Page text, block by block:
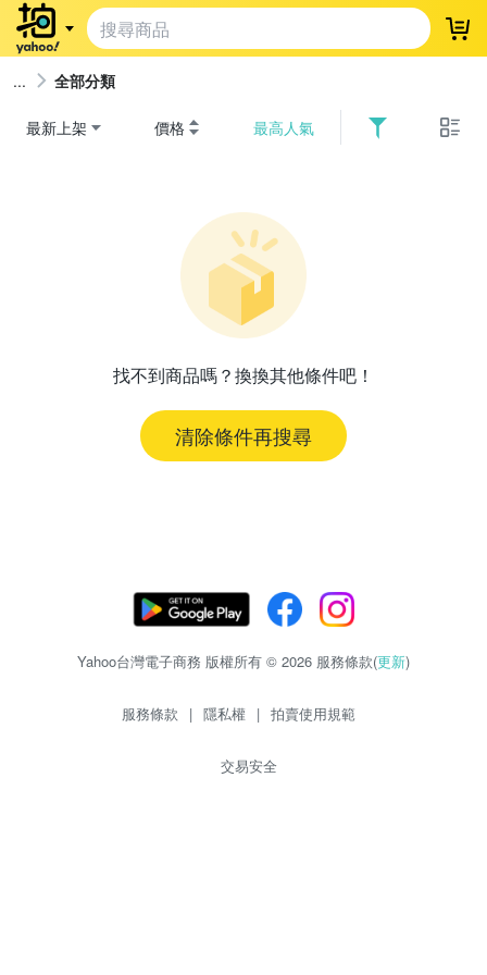
登
全部分類
最新上架 價格 最高人氣
找不到商品嗎？換換其他條件吧！
清除條件再搜尋
Yahoo台灣電子商務 版權所有 © 2026 服務條款(更新)
服務條款 | 隱私權 | 拍賣使用規範
交易安全